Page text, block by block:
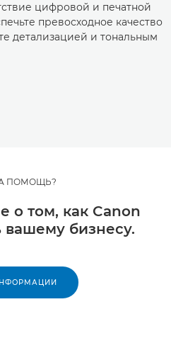
цифровой и печатной
превосходное качество
детализацией и тональным
ПОМОЩЬ?
о том, как Canon
бизнесу.